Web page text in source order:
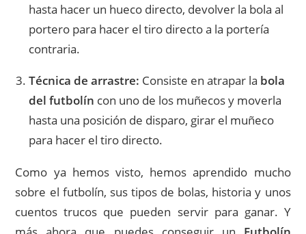
hasta hacer un hueco directo, devolver la bola al
portero para hacer el tiro directo a la portería
contraria.
Técnica de arrastre: Consiste en atrapar la bola
del futbolín con uno de los muñecos y moverla
hasta una posición de disparo, girar el muñeco
para hacer el tiro directo.
Como ya hemos visto, hemos aprendido mucho
sobre el futbolín, sus tipos de bolas, historia y unos
cuentos trucos que pueden servir para ganar. Y